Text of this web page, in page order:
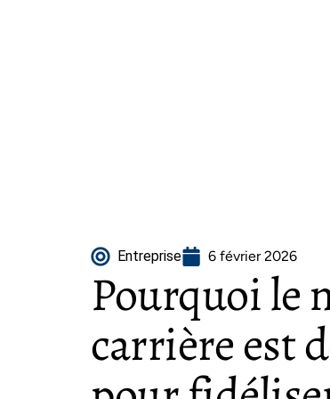
Entreprise 6 février 2026
Pourquoi le
carrière est